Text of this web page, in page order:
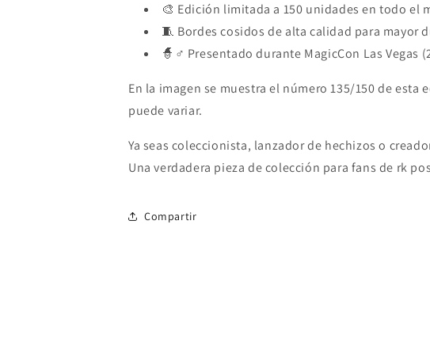
🎨 Edición limitada a 150 unidades en todo el
🧵 Bordes cosidos de alta calidad para mayor
🧙♂️ Presentado durante MagicCon Las Vegas
En la imagen se muestra el número 135/150 de
puede variar.
Ya seas coleccionista, lanzador de hechizos o
Una verdadera pieza de colección para fans de rk
Compartir